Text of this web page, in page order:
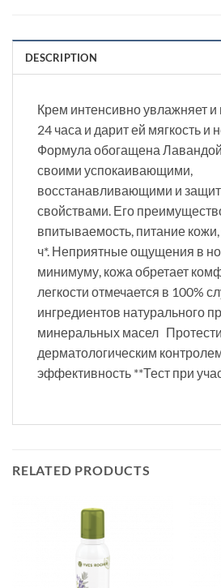
DESCRIPTION
Крем интенсивно увлажняет и
24 часа и дарит ей мягкость и
Формула обогащена
своими успокаивающими,
восстанавливающими и
свойствами. Его
впитываемость, питание
ч*. Неприятные ощущения в
минимуму, кожа обретает
легкости отмечается в 100%
ингредиентов натурального
минеральных масел
дерматологическим
эффективность **Тест при
RELATED PRODUCTS